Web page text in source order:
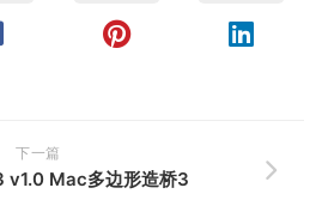
下一篇
v1.0 Mac多边形造桥3